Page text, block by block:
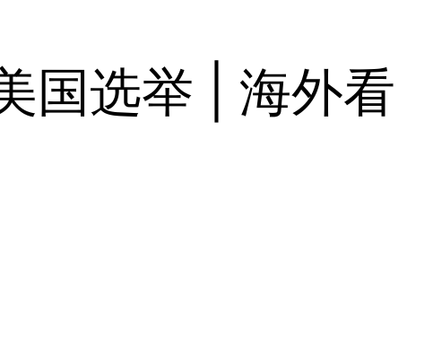
国选举 | 海外看